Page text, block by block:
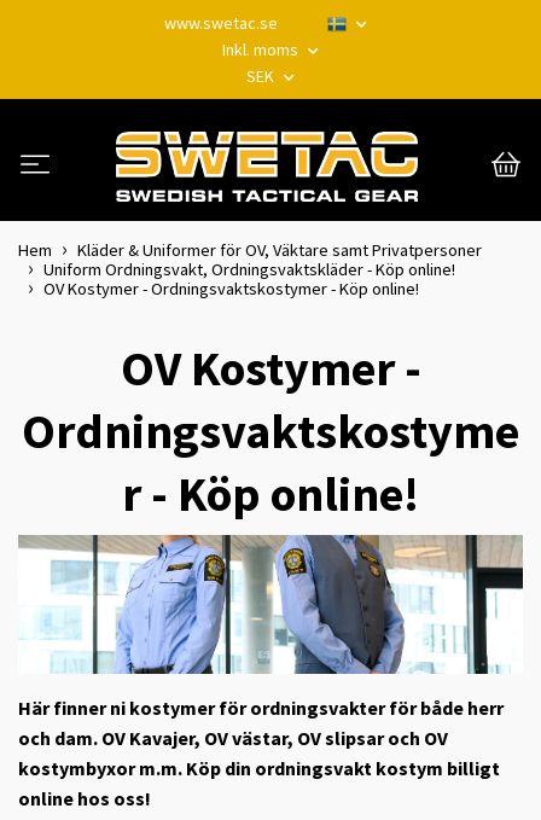
www.swetac.se
Inkl. moms
SEK
Hem
Kläder & Uniformer för OV, Väktare samt Privatpersoner
Uniform Ordningsvakt, Ordningsvaktskläder - Köp online!
OV Kostymer - Ordningsvaktskostymer - Köp online!
OV Kostymer -
Ordningsvaktskostyme
r - Köp online!
Här finner ni kostymer för ordningsvakter för både herr
och dam. OV Kavajer, OV västar, OV slipsar och OV
kostymbyxor m.m. Köp din ordningsvakt kostym billigt
online hos oss!